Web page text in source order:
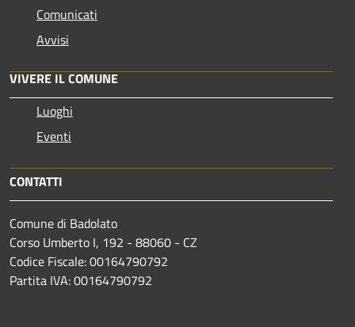
Comunicati
Avvisi
VIVERE IL COMUNE
Luoghi
Eventi
CONTATTI
Comune di Badolato
Corso Umberto I, 192 - 88060 - CZ
Codice Fiscale: 00164790792
Partita IVA: 00164790792